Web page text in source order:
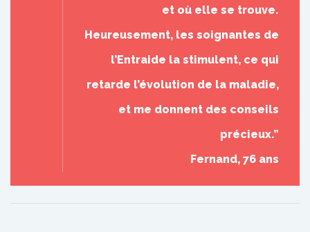
et où elle se trouve.
Heureusement, les soignantes de
l’Entraide la stimulent, ce qui
retarde l’évolution de la maladie,
et me donnent des conseils
précieux.”
Fernand, 76 ans